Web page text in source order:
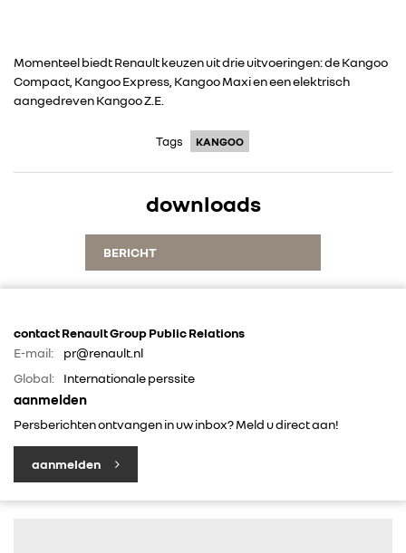
ALLIANCE
FOTO’S & VIDEO’S
Momenteel biedt Renault keuzen uit drie uitvoeringen: de Kangoo
Compact, Kangoo Express, Kangoo Maxi en een elektrisch
aangedreven Kangoo Z.E.
Tags KANGOO
downloads
BERICHT
contact Renault Group Public Relations
E-mail:
pr@renault.nl
Global:
Internationale perssite
aanmelden
Persberichten ontvangen in uw inbox? Meld u direct aan!
aanmelden